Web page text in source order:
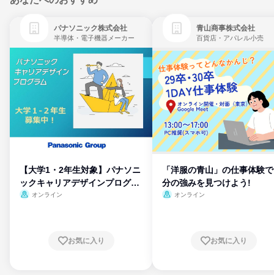
パナソニック株式会社
半導体・電子機器メーカー
【大学1・2年生対象】パナソニ
ックキャリアデザインプログラ
ム
オンライン
お気に入り
青山商事株式会社
百貨店・アパレル小売
「洋服の青山」の仕事体験
分の強みを見つけよう!
オンライン
お気に入り